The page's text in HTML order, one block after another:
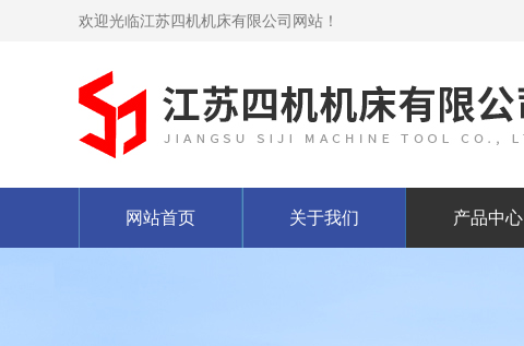
欢迎光临江苏四机机床有限公司网站！
网站首页 关于我们 产品中心